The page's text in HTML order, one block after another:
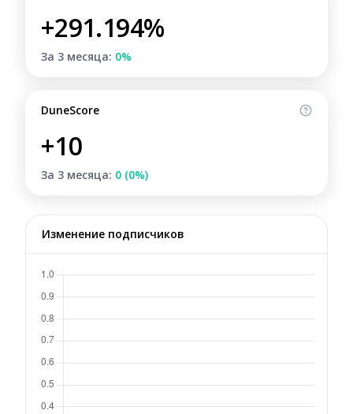
+291.194%
За 3 месяца: 0%
DuneScore
+10
За 3 месяца: 0 (0%)
Изменение подписчиков